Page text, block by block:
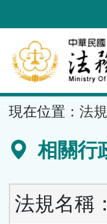
到
要
內
容
區
現在位置： 法
相關行
法規名稱：